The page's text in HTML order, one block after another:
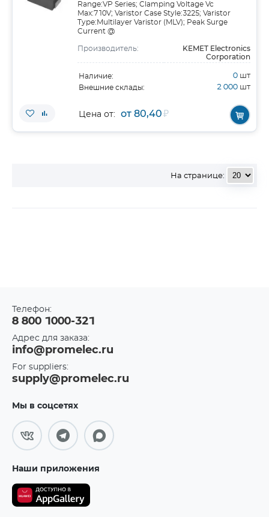
Range:VP Series; Clamping Voltage Vc
Max:710V; Varistor Case Style:3225; Varistor
Type:Multilayer Varistor (MLV); Peak Surge
Current @
Производитель:
KEMET Electronics
Corporation
Наличие: 0 шт
Внешние склады: 2 000 шт
Цена от: от 80,40₽
На странице:
Телефон:
8 800 1000-321
Адрес для заказа:
info@promelec.ru
For suppliers:
supply@promelec.ru
Мы в соцсетях
Наши приложения